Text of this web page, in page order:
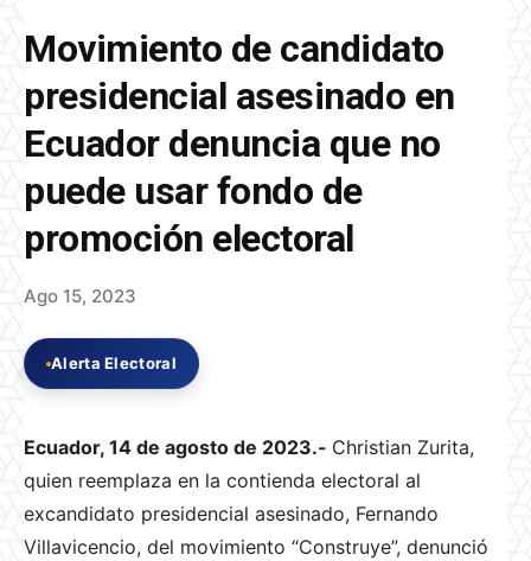
Movimiento de candidato
presidencial asesinado en
Ecuador denuncia que no
puede usar fondo de
promoción electoral
Ago 15, 2023
Alerta Electoral
Ecuador, 14 de agosto de 2023.- Christian Zurita,
quien reemplaza en la contienda electoral al
excandidato presidencial asesinado, Fernando
Villavicencio, del movimiento “Construye”, denunció